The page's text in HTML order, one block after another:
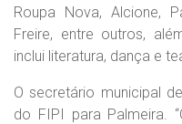
Roupa Nova, Alcione,
Freire, entre outros,
inclui literatura, dança e
O secretário municipal
do FIPI para Palmeira.